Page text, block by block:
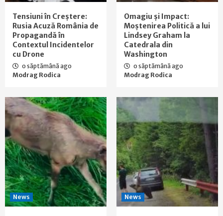
Tensiuni în Creștere:
Rusia Acuză România de
Propagandă în
Contextul Incidentelor
cu Drone
o săptămână ago
Modrag Rodica
Omagiu și Impact:
Moștenirea Politică a lui
Lindsey Graham la
Catedrala din
Washington
o săptămână ago
Modrag Rodica
News News